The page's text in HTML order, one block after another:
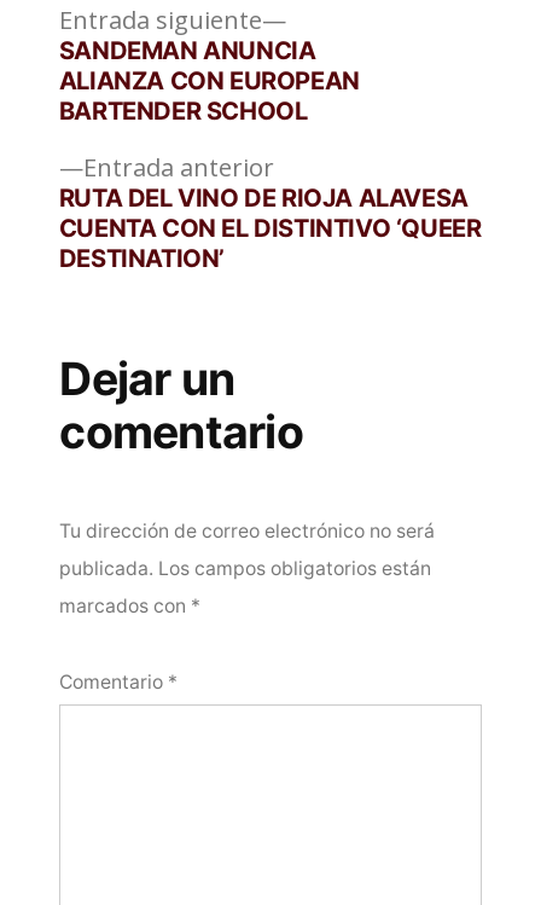
Navegación
de
entradas
Entrada anteriorEntrada
anterior:
RUTA DEL VINO DE RIOJA ALAVESA
CUENTA CON EL DISTINTIVO ‘QUEER
DESTINATION’
Entrada siguiente
Entrada
siguiente:
SANDEMAN ANUNCIA
ALIANZA CON EUROPEAN
BARTENDER SCHOOL
Dejar un
comentario
Tu dirección de correo electrónico no será
publicada. Los campos obligatorios están
marcados con *
Comentario *